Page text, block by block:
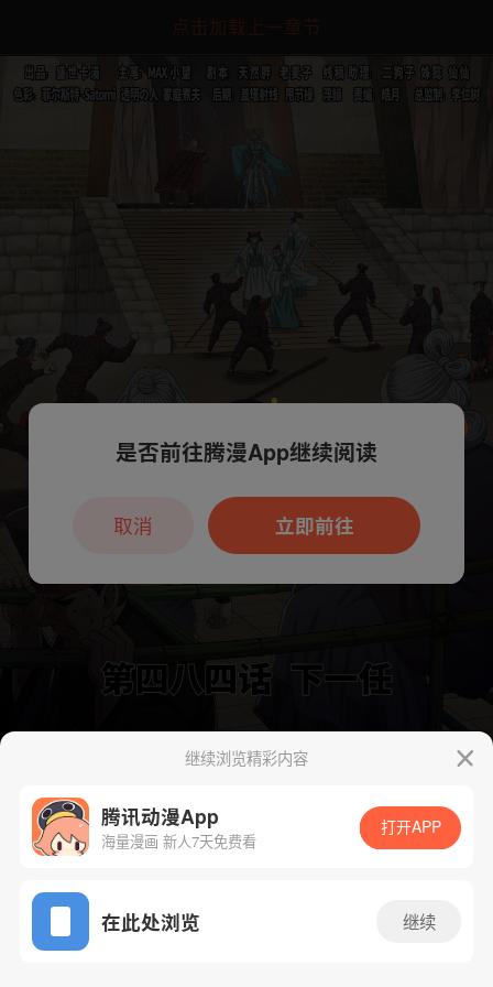
点击加载上一章节
App免费看
下一话 腾漫App免费看
继续浏览精彩内容
腾讯动漫App
海量漫画 新人7天免费看
打开APP
在此处浏览 继续
本章节仅支持App阅读，可打开App新用
户7天免费看
是否前往腾漫App继续阅读
立即前往
取消